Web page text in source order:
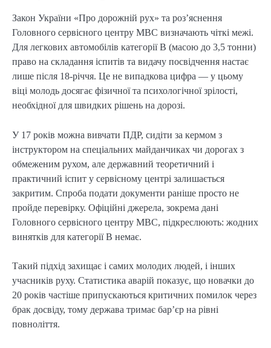
Закон України «Про дорожній рух» та роз’яснення
Головного сервісного центру МВС визначають чіткі межі.
Для легкових автомобілів категорії B (масою до 3,5 тонни)
право на складання іспитів та видачу посвідчення настає
лише після 18-річчя. Це не випадкова цифра — у цьому
віці молодь досягає фізичної та психологічної зрілості,
необхідної для швидких рішень на дорозі.
У 17 років можна вивчати ПДР, сидіти за кермом з
інструктором на спеціальних майданчиках чи дорогах з
обмеженим рухом, але державний теоретичний і
практичний іспит у сервісному центрі залишається
закритим. Спроба подати документи раніше просто не
пройде перевірку. Офіційні джерела, зокрема дані
Головного сервісного центру МВС, підкреслюють: жодних
винятків для категорії B немає.
Такий підхід захищає і самих молодих людей, і інших
учасників руху. Статистика аварій показує, що новачки до
20 років частіше припускаються критичних помилок через
брак досвіду, тому держава тримає бар’єр на рівні
повноліття.